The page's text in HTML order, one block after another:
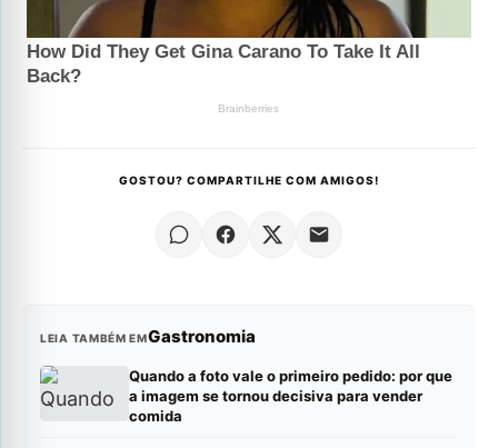
GOSTOU? COMPARTILHE COM AMIGOS!
LEIA TAMBÉM EMGastronomia
Quando a foto vale o primeiro pedido: por que
a imagem se tornou decisiva para vender
comida